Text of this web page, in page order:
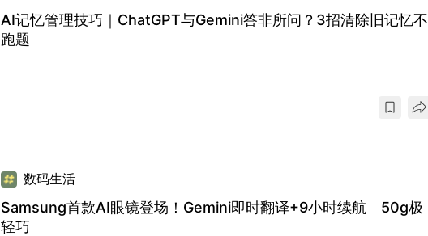
AI记忆管理技巧｜ChatGPT与Gemini答非所问？3招清除旧记忆不
跑题
数码生活
Samsung首款AI眼镜登场！Gemini即时翻译+9小时续航 50g极
轻巧